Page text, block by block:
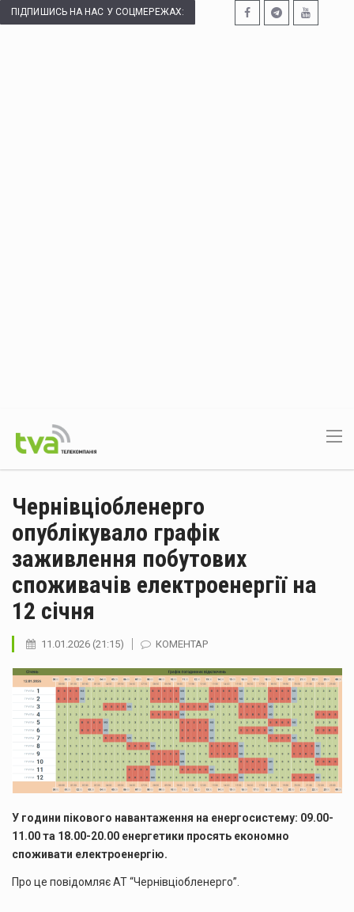
ПІДПИШИСЬ НА НАС У СОЦМЕРЕЖАХ:
Чернівціобленерго
опублікувало графік
заживлення побутових
споживачів електроенергії на
12 січня
11.01.2026 (21:15) КОМЕНТАР
У години пікового навантаження на енергосистему: 09.00-
11.00 та 18.00-20.00 енергетики просять економно
споживати електроенергію.
Про це повідомляє АТ “Чернівціобленерго”.